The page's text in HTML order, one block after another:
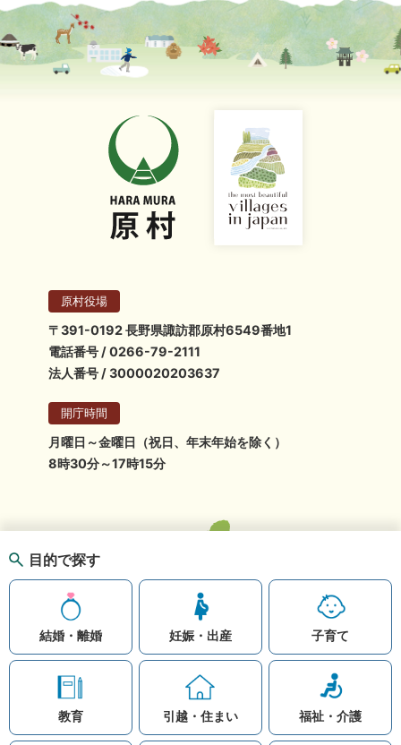
目的で探す
結婚・離婚 妊娠・出産 子育て
教育 引越・住まい 福祉・介護
原村役場
〒391-0192 長野県諏訪郡原村6549番地1
電話番号 / 0266-79-2111
法人番号 / 3000020203637
開庁時間
月曜日～金曜日（祝日、年末年始を除く）
8時30分～17時15分